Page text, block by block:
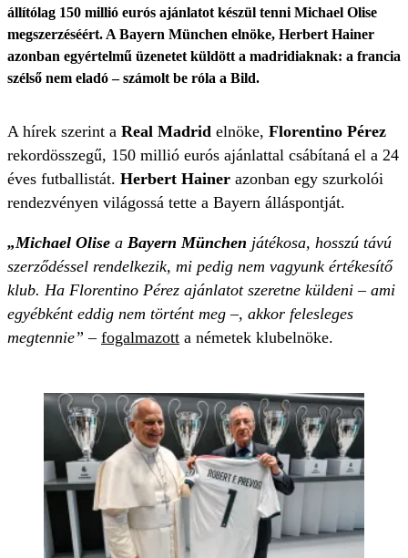
állítólag 150 millió eurós ajánlatot készül tenni Michael Olise
megszerzéséért. A Bayern München elnöke, Herbert Hainer
azonban egyértelmű üzenetet küldött a madridiaknak: a francia
szélső nem eladó – számolt be róla a Bild.
A hírek szerint a Real Madrid elnöke, Florentino Pérez
rekordösszegű, 150 millió eurós ajánlattal csábítaná el a 24
éves futballistát. Herbert Hainer azonban egy szurkolói
rendezvényen világossá tette a Bayern álláspontját.
„Michael Olise a Bayern München játékosa, hosszú távú
szerződéssel rendelkezik, mi pedig nem vagyunk értékesítő
klub. Ha Florentino Pérez ajánlatot szeretne küldeni – ami
egyébként eddig nem történt meg –, akkor felesleges
megtennie” – fogalmazott a németek klubelnöke.